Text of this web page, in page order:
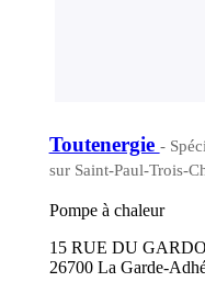
Toutenergie -
sur Saint-Paul-Trois-
Pompe à chaleur
15 RUE DU
26700 La Garde-